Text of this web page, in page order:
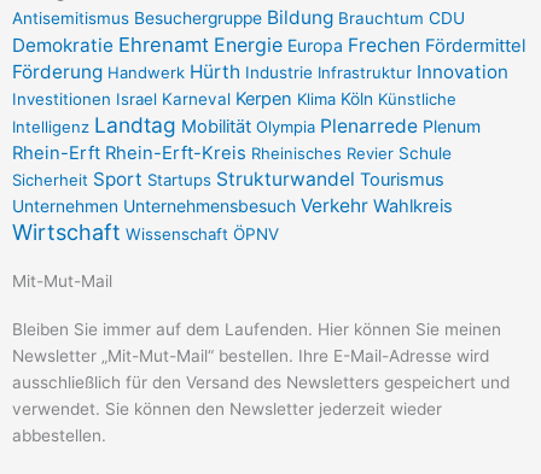
a
g
r
a
m
b
o
o
k
-
f
Antisemitismus Besuchergruppe Bildung Brauchtum CDU
Demokratie Ehrenamt Energie Europa Frechen Fördermittel
Förderung Handwerk Hürth Industrie Infrastruktur Innovation
Investitionen Israel Karneval Kerpen Klima Köln Künstliche
Intelligenz Landtag Mobilität Olympia Plenarrede Plenum
Rhein-Erft Rhein-Erft-Kreis Rheinisches Revier Schule
Sicherheit Sport Startups Strukturwandel Tourismus
Unternehmen Unternehmensbesuch Verkehr Wahlkreis
Wirtschaft Wissenschaft ÖPNV
Mit-Mut-Mail
Bleiben Sie immer auf dem Laufenden. Hier können Sie meinen
Newsletter „Mit-Mut-Mail“ bestellen. Ihre E-Mail-Adresse wird
ausschließlich für den Versand des Newsletters gespeichert und
verwendet. Sie können den Newsletter jederzeit wieder
abbestellen.